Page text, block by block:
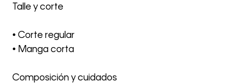
Talle y corte
• Corte regular
• Manga corta
Composición y cuidados